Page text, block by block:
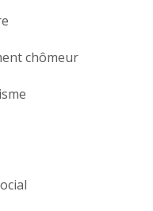
chômeur